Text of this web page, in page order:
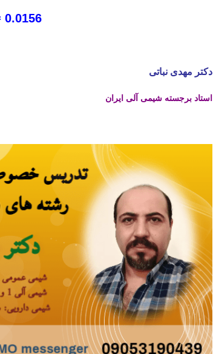
0.0156
دکتر مهدی نباتی
استاد برجسته شیمی آلی ایران